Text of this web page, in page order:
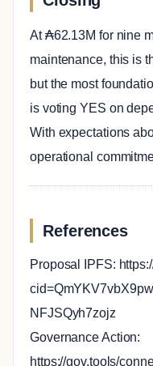
At ₳62.13M for nine
maintenance, this is
but the most
is voting YES on
With expectations
operational
References
Proposal IPFS:
NFJSQyh7zojz
Governance Action:
https://gov.tools/